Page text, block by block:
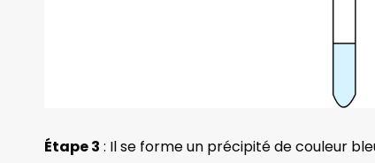
Étape 3 : Il se forme un précipité de couleur